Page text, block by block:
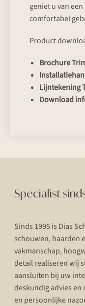
geniet u van
comfortabel
Product
Brochure
Lijntekening
Download
Specialist
Sinds 1995 is Dias
schouwen, haarden
vakmanschap,
detail realiseren wij
aansluiten bij uw
deskundig advies
en persoonlijke